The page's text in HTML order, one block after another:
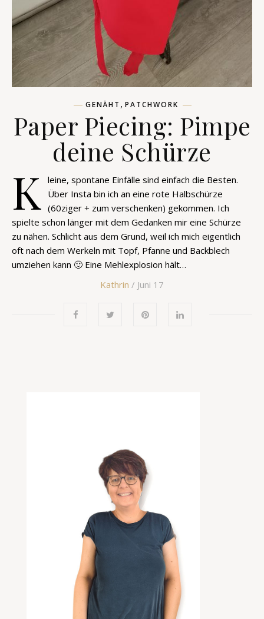
GENÄHT , PATCHWORK
Paper Piecing: Pimpe
deine Schürze
K
leine, spontane Einfälle sind einfach die Besten.
Über Insta bin ich an eine rote Halbschürze
(60ziger + zum verschenken) gekommen. Ich
spielte schon länger mit dem Gedanken mir eine Schürze
zu nähen. Schlicht aus dem Grund, weil ich mich eigentlich
oft nach dem Werkeln mit Topf, Pfanne und Backblech
umziehen kann 🙂 Eine Mehlexplosion hält…
Kathrin / Juni 17